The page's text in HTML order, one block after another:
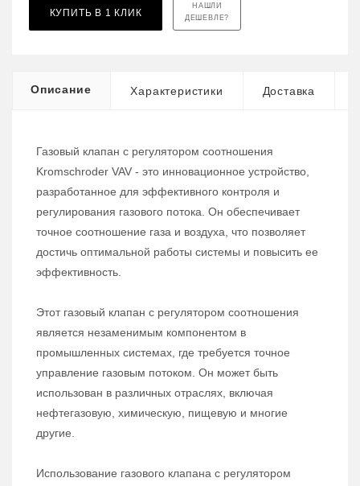
КУПИТЬ В 1 КЛИК
НАШЛИ
ДЕШЕВЛЕ?
Описание Характеристики Доставка
Газовый клапан с регулятором соотношения
Kromschroder VAV - это инновационное устройство,
разработанное для эффективного контроля и
регулирования газового потока. Он обеспечивает
точное соотношение газа и воздуха, что позволяет
достичь оптимальной работы системы и повысить ее
эффективность.
Этот газовый клапан с регулятором соотношения
является незаменимым компонентом в
промышленных системах, где требуется точное
управление газовым потоком. Он может быть
использован в различных отраслях, включая
нефтегазовую, химическую, пищевую и многие
другие.
Использование газового клапана с регулятором